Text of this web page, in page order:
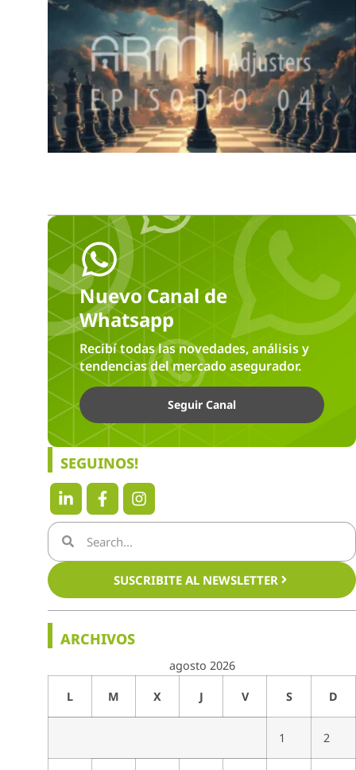
Nuevo Canal de
Whatsapp
Recibí todas las novedades, análisis y
tendencias del mercado asegurador.
Seguir Canal
SEGUINOS!
SUSCRIBITE AL NEWSLETTER
ARCHIVOS
agosto 2026
L M X J V S D
1 2